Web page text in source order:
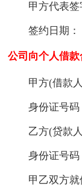
甲方代表签
签约日期：
公司向个人借
甲方(借款
身份证号码
乙方(贷款
身份证号码
甲乙双方